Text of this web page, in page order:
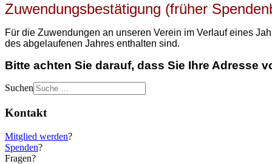
Zuwendungsbestätigung (früher
Für die Zuwendungen an unseren Verein im Verlauf eines
des abgelaufenen Jahres enthalten sind.
Bitte achten Sie darauf, dass Sie Ihre Adresse
Suchen
Kontakt
Mitglied werden?
Spenden?
Fragen?